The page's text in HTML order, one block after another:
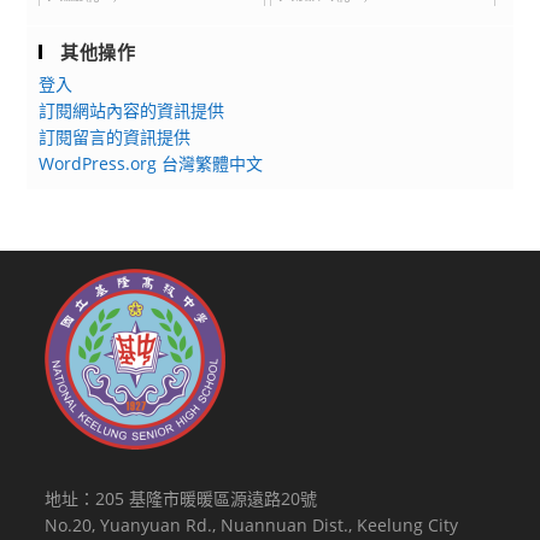
其他操作
登入
訂閱網站內容的資訊提供
訂閱留言的資訊提供
WordPress.org 台灣繁體中文
地址：205 基隆市暖暖區源遠路20號
No.20, Yuanyuan Rd., Nuannuan Dist., Keelung City